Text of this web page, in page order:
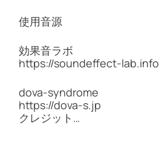
使用音源
効果音ラボ
https://soundeffect-lab.info
dova-syndrome
https://dova-s.jp
クレジット…